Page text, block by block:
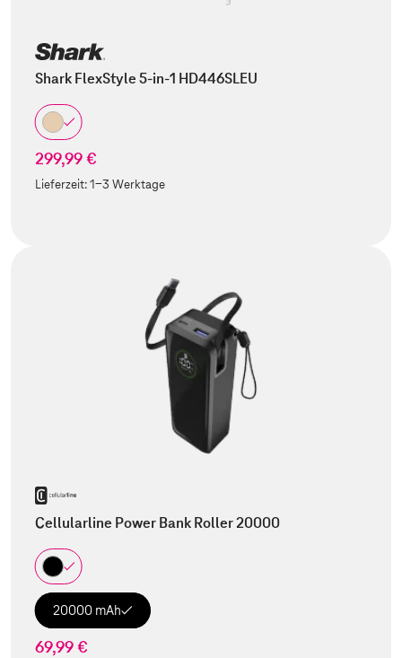
Shark FlexStyle 5-in-1 HD446SLEU
299,99 €
Lieferzeit:1-3 Werktage
Cellularline Power Bank Roller 20000
20000 mAh
69,99 €